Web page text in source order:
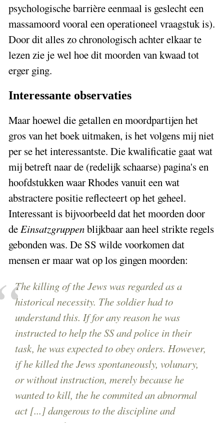
psychologische barrière eenmaal is geslecht een
massamoord vooral een operationeel vraagstuk is).
Door dit alles zo chronologisch achter elkaar te
lezen zie je wel hoe dit moorden van kwaad tot
erger ging.
Interessante observaties
Maar hoewel die getallen en moordpartijen het
gros van het boek uitmaken, is het volgens mij niet
per se het interessantste. Die kwalificatie gaat wat
mij betreft naar de (redelijk schaarse) pagina's en
hoofdstukken waar Rhodes vanuit een wat
abstractere positie reflecteert op het geheel.
Interessant is bijvoorbeeld dat het moorden door
deEinsatzgruppenblijkbaar aan heel strikte regels
gebonden was. De SS wilde voorkomen dat
mensen er maar wat op los gingen moorden:
The killing of the Jews was regarded as a
historical necessity. The soldier had to
understand this. If for any reason he was
instructed to help the SS and police in their
task, he was expected to obey orders. However,
if he killed the Jews spontaneously, volunary,
or without instruction, merely because he
wanted to kill, the he commited an abnormal
act [...] dangerous to the discipline and